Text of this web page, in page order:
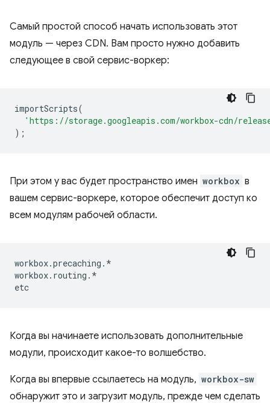
Самый простой способ начать использовать этот
модуль — через CDN. Вам просто нужно добавить
следующее в свой сервис-воркер:
importScripts(
'https://storage.googleapis.com/workbox-cdn/
);
При этом у вас будет пространство имен workbox в
вашем сервис-воркере, которое обеспечит доступ ко
всем модулям рабочей области.
workbox.precaching . *
workbox. routing . *
etc
Когда вы начинаете использовать дополнительные
модули, происходит какое-то волшебство.
Когда вы впервые ссылаетесь на модуль, workbox-sw
обнаружит это и загрузит модуль, прежде чем сделать